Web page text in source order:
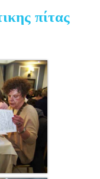
πίτας